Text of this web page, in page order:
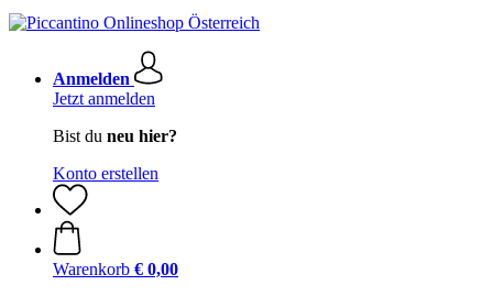
Anmelden
Jetzt anmelden
Bist du neu hier?
Konto erstellen
Warenkorb € 0,00